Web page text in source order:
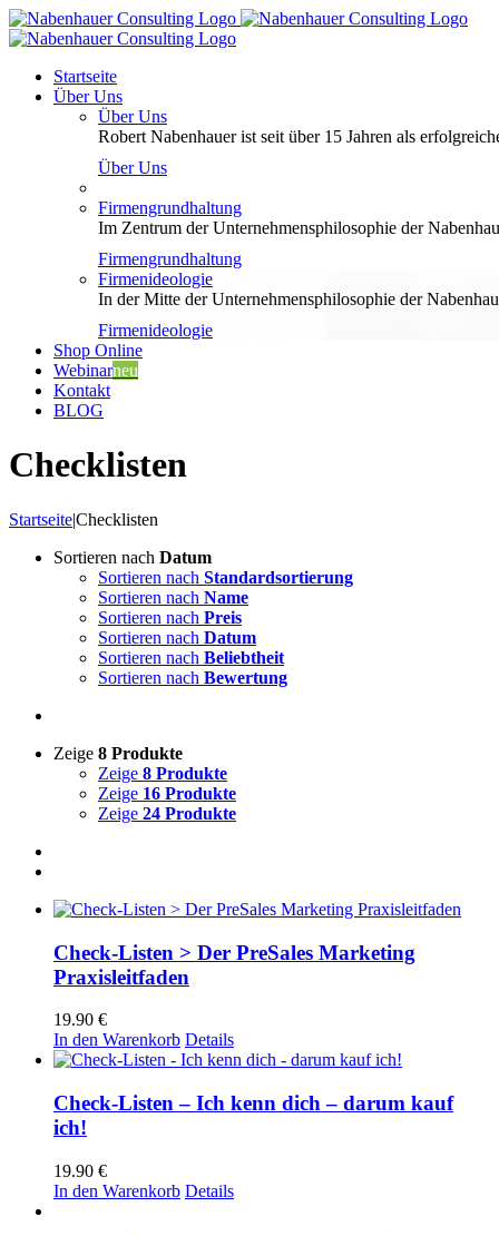
Zum
Inhalt
Startseite
Über Uns
Über Uns
Robert Nabenhauer ist seit über 15 Jahren als
Über Uns
Firmengrundhaltung
Im Zentrum der Unternehmensphilosophie der
Firmengrundhaltung
Firmenideologie
In der Mitte der Unternehmensphilosophie der
Firmenideologie
Shop Online
Webinarneu
Kontakt
BLOG
Checklisten
Startseite|Checklisten
Sortieren nach Datum
Sortieren nach Standardsortierung
Sortieren nach Name
Sortieren nach Preis
Sortieren nach Datum
Sortieren nach Beliebtheit
Sortieren nach Bewertung
Zeige 8 Produkte
Zeige 8 Produkte
Zeige 16 Produkte
Zeige 24 Produkte
Check-Listen > Der PreSales Marketing
Praxisleitfaden
19.90 €
In den Warenkorb Details
Check-Listen – Ich kenn dich – darum kauf
ich!
19.90 €
In den Warenkorb Details